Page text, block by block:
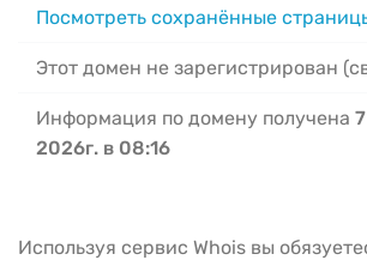
Посмотреть сохранённые
Этот домен не зарегистрирован
Информация по домену получена
2026г. в 08:16
Используя сервис Whois вы